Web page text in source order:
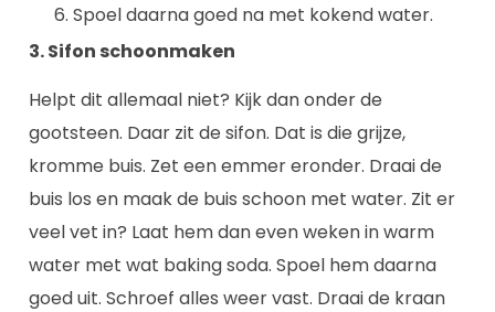
Spoel daarna goed na met kokend water.
3. Sifon schoonmaken
Helpt dit allemaal niet? Kijk dan onder de
gootsteen. Daar zit de sifon. Dat is die grijze,
kromme buis. Zet een emmer eronder. Draai de
buis los en maak de buis schoon met water. Zit er
veel vet in? Laat hem dan even weken in warm
water met wat baking soda. Spoel hem daarna
goed uit. Schroef alles weer vast. Draai de kraan